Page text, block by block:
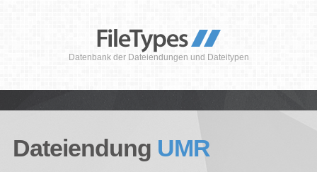
Datenbank der Dateiendungen und Dateitypen
Dateiendung UMR